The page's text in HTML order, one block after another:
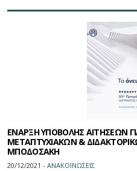
ΕΝΑΡΞΗ ΥΠΟΒΟΛΗΣ ΑΙΤΗΣΕΩΝ
ΜΕΤΑΠΤΥΧΙΑΚΩΝ &
ΜΠΟΔΟΣΑΚΗ
20/12/2021 - ΑΝΑΚΟΙΝΩΣΕΙΣ